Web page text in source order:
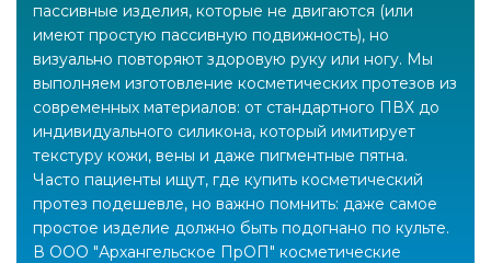
пассивные изделия, которые не двигаются (или
имеют простую пассивную подвижность), но
визуально повторяют здоровую руку или ногу. Мы
выполняем изготовление косметических протезов из
современных материалов: от стандартного ПВХ до
индивидуального силикона, который имитирует
текстуру кожи, вены и даже пигментные пятна.
Часто пациенты ищут, где купить косметический
протез подешевле, но важно помнить: даже самое
простое изделие должно быть подогнано по культе.
В ООО "Архангельское ПрОП" косметические